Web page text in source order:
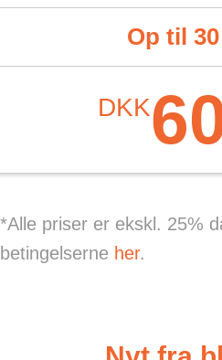
Op til
DKK
*Alle priser er ekskl. 25%
betingelserne her.